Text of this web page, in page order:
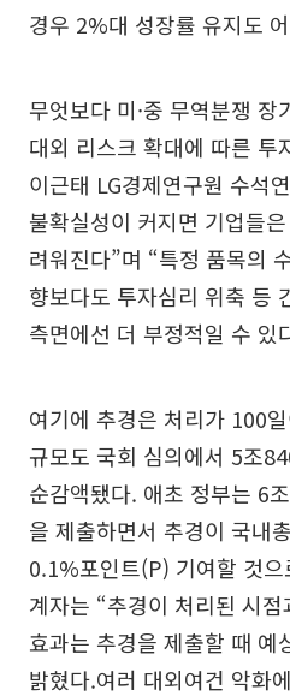
경우 2%대 성장률 유지도
무엇보다 미·중 무역분쟁
대외 리스크 확대에 따른 투
이근태 LG경제연구원 수석
불확실성이 커지면 기업들
려워진다”며 “특정 품목의
향보다도 투자심리 위축 등
측면에선 더 부정적일 수 있
여기에 추경은 처리가 100
규모도 국회 심의에서 5조
순감액됐다. 애초 정부는 6
을 제출하면서 추경이 국내
0.1%포인트(P) 기여할 것
계자는 “추경이 처리된 시
효과는 추경을 제출할 때 예
밝혔다.여러 대외여건 악화